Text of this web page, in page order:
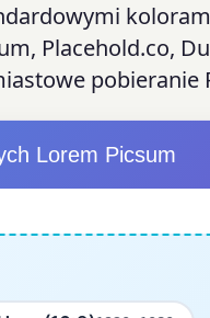
Placehold.co,
pobieranie
Lorem Picsum